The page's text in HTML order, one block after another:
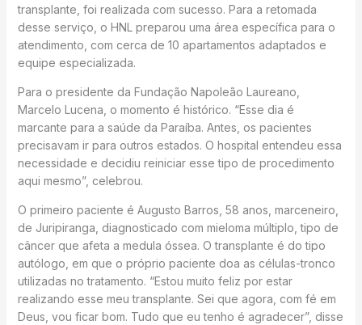
transplante, foi realizada com sucesso. Para a retomada
desse serviço, o HNL preparou uma área específica para o
atendimento, com cerca de 10 apartamentos adaptados e
equipe especializada.
Para o presidente da Fundação Napoleão Laureano,
Marcelo Lucena, o momento é histórico. “Esse dia é
marcante para a saúde da Paraíba. Antes, os pacientes
precisavam ir para outros estados. O hospital entendeu essa
necessidade e decidiu reiniciar esse tipo de procedimento
aqui mesmo”, celebrou.
O primeiro paciente é Augusto Barros, 58 anos, marceneiro,
de Juripiranga, diagnosticado com mieloma múltiplo, tipo de
câncer que afeta a medula óssea. O transplante é do tipo
autólogo, em que o próprio paciente doa as células-tronco
utilizadas no tratamento. “Estou muito feliz por estar
realizando esse meu transplante. Sei que agora, com fé em
Deus, vou ficar bom. Tudo que eu tenho é agradecer”, disse